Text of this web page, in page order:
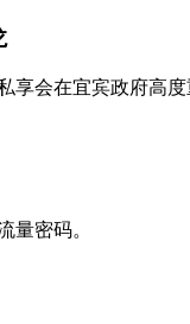
会在宜宾政府高
量密码。